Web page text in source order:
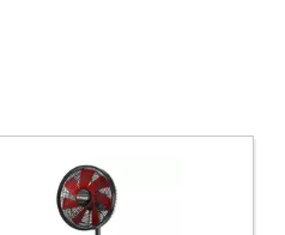
Akkupensasleikkurit